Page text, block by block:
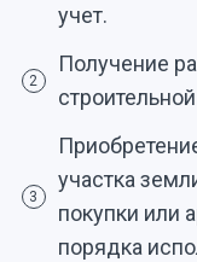
учет.
2
Получение
3
участка
покупки или
порядка